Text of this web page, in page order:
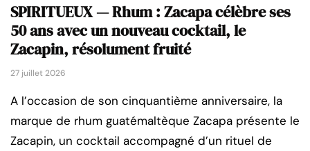
SPIRITUEUX — Rhum : Zacapa célèbre ses
50 ans avec un nouveau cocktail, le
Zacapin, résolument fruité
27 juillet 2026
A l’occasion de son cinquantième anniversaire, la
marque de rhum guatémaltèque Zacapa présente le
Zacapin, un cocktail accompagné d’un rituel de